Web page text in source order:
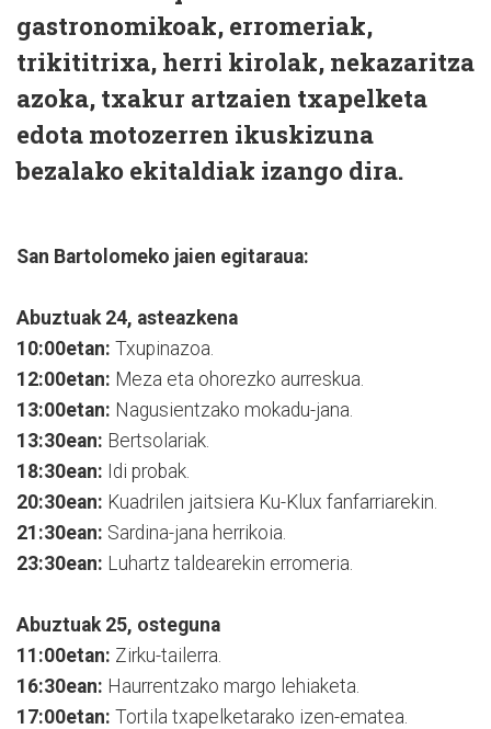
gastronomikoak, erromeriak,
trikititrixa, herri kirolak, nekazaritza
azoka, txakur artzaien txapelketa
edota motozerren ikuskizuna
bezalako ekitaldiak izango dira.
San Bartolomeko jaien egitaraua:
Abuztuak 24, asteazkena
10:00etan: Txupinazoa.
12:00etan: Meza eta ohorezko aurreskua.
13:00etan: Nagusientzako mokadu-jana.
13:30ean: Bertsolariak.
18:30ean: Idi probak.
20:30ean: Kuadrilen jaitsiera Ku-Klux fanfarriarekin.
21:30ean: Sardina-jana herrikoia.
23:30ean: Luhartz taldearekin erromeria.
Abuztuak 25, osteguna
11:00etan: Zirku-tailerra.
16:30ean: Haurrentzako margo lehiaketa.
17:00etan: Tortila txapelketarako izen-ematea.